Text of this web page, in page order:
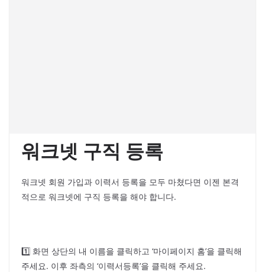
워크넷 구직 등록
워크넷 회원 가입과 이력서 등록을 모두 마쳤다면 이젠 본격
적으로 워크넷에 구직 등록을 해야 합니다.
1️⃣ 화면 상단의 내 이름을 클릭하고 ‘마이페이지 홈’을 클릭해
주세요. 이후 좌측의 ‘이력서등록’을 클릭해 주세요.